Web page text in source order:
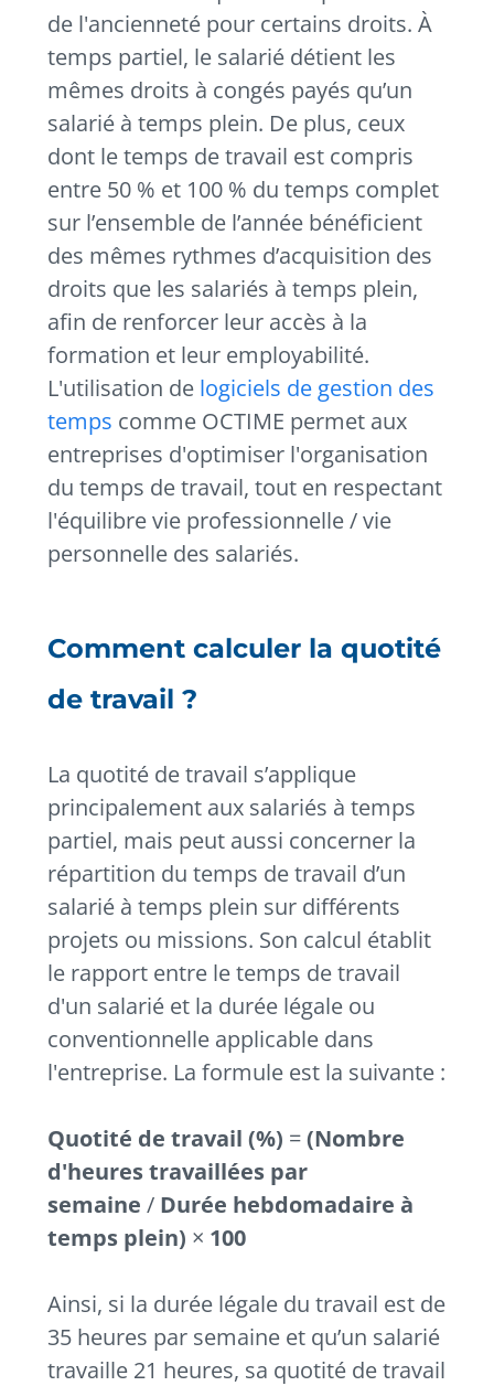
de l'ancienneté pour certains droits. À
temps partiel, le salarié détient les
mêmes droits à congés payés qu’un
salarié à temps plein. De plus, ceux
dont le temps de travail est compris
entre 50 % et 100 % du temps complet
sur l’ensemble de l’année bénéficient
des mêmes rythmes d’acquisition des
droits que les salariés à temps plein,
afin de renforcer leur accès à la
formation et leur employabilité.
L'utilisation de logiciels de gestion des
temps comme OCTIME permet aux
entreprises d'optimiser l'organisation
du temps de travail, tout en respectant
l'équilibre vie professionnelle / vie
personnelle des salariés.
Comment calculer la quotité
de travail ?
La quotité de travail s’applique
principalement aux salariés à temps
partiel, mais peut aussi concerner la
répartition du temps de travail d’un
salarié à temps plein sur différents
projets ou missions. Son calcul établit
le rapport entre le temps de travail
d'un salarié et la durée légale ou
conventionnelle applicable dans
l'entreprise. La formule est la suivante :
Quotité de travail (%) =(Nombre
d'heures travaillées par
semaine /Durée hebdomadaire à
temps plein) × 100
Ainsi, si la durée légale du travail est de
35 heures par semaine et qu’un salarié
travaille 21 heures, sa quotité de travail